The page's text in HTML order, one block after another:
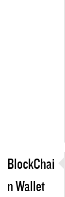
BlockChai
n Wallet